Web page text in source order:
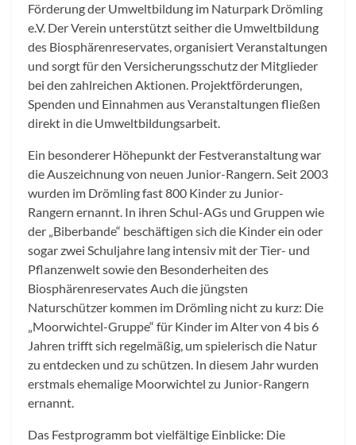
Förderung der Umweltbildung im Naturpark Drömling
e.V. Der Verein unterstützt seither die Umweltbildung
des Biosphärenreservates, organisiert Veranstaltungen
und sorgt für den Versicherungsschutz der Mitglieder
bei den zahlreichen Aktionen. Projektförderungen,
Spenden und Einnahmen aus Veranstaltungen fließen
direkt in die Umweltbildungsarbeit.
Ein besonderer Höhepunkt der Festveranstaltung war
die Auszeichnung von neuen Junior-Rangern. Seit 2003
wurden im Drömling fast 800 Kinder zu Junior-
Rangern ernannt. In ihren Schul-AGs und Gruppen wie
der „Biberbande“ beschäftigen sich die Kinder ein oder
sogar zwei Schuljahre lang intensiv mit der Tier- und
Pflanzenwelt sowie den Besonderheiten des
Biosphärenreservates Auch die jüngsten
Naturschützer kommen im Drömling nicht zu kurz: Die
„Moorwichtel-Gruppe“ für Kinder im Alter von 4 bis 6
Jahren trifft sich regelmäßig, um spielerisch die Natur
zu entdecken und zu schützen. In diesem Jahr wurden
erstmals ehemalige Moorwichtel zu Junior-Rangern
ernannt.
Das Festprogramm bot vielfältige Einblicke: Die